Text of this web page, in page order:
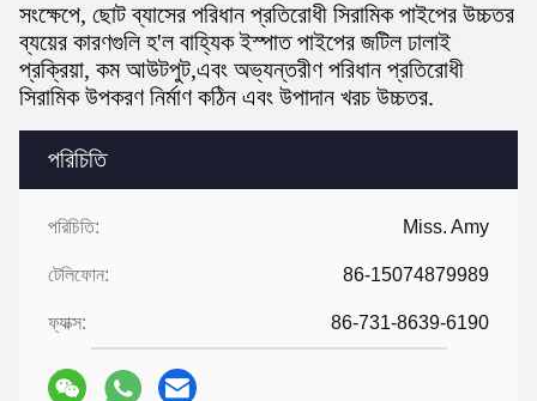
পরিচিতি
পরিচিতি: Miss. Amy
টেলিফোন: 86-15074879989
ফ্যাক্স: 86-731-8639-6190
সংক্ষেপে, ছোট ব্যাসের পরিধান প্রতিরোধী সিরামিক পাইপের উচ্চতর
ব্যয়ের কারণগুলি হ'ল বাহ্যিক ইস্পাত পাইপের জটিল ঢালাই
প্রক্রিয়া, কম আউটপুট,এবং অভ্যন্তরীণ পরিধান প্রতিরোধী
সিরামিক উপকরণ নির্মাণ কঠিন এবং উপাদান খরচ উচ্চতর.